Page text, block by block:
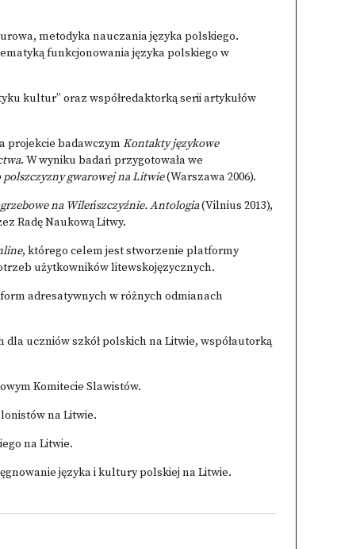
metodyka nauczania języka polskiego.
funkcjonowania języka polskiego w
kultur” oraz współredaktorką serii artykułów
projekcie badawczym Kontakty językowe
. W wyniku badań przygotowała we
polszczyzny gwarowej na Litwie(Warszawa 2006).
na Wileńszczyźnie. Antologia(Vilnius 2013),
Radę Naukową Litwy.
, którego celem jest stworzenie platformy
użytkowników litewskojęzycznych.
adresatywnych w różnych odmianach
uczniów szkół polskich na Litwie, współautorką
Komitecie Slawistów.
na Litwie.
na Litwie.
języka i kultury polskiej na Litwie.